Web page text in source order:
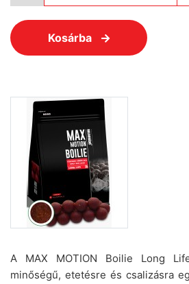
Kosárba
A MAX MOTION Boilie Long
minőségű, etetésre és csalizásra